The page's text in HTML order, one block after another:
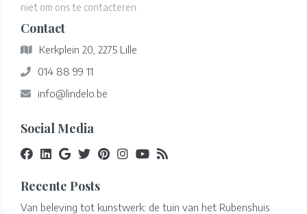
niet om ons te contacteren.
Contact
Kerkplein 20, 2275 Lille
014 88 99 11
info@lindelo.be
Social Media
Recente Posts
Van beleving tot kunstwerk: de tuin van het Rubenshuis